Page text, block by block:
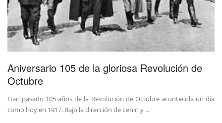
Aniversario 105 de la gloriosa Revolución de
Octubre
Han pasado 105 años de la Revolución de Octubre acontecida un día
como hoy en 1917. Bajo la dirección de Lenin y ...